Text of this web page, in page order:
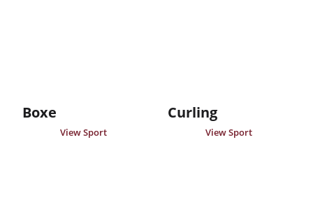
Boxe
View Sport
Curling
View Sport